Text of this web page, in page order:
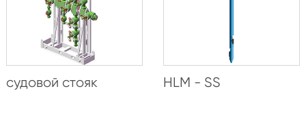
судовой стояк HLM - SS